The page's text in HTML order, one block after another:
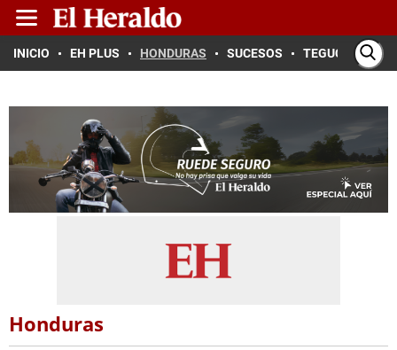
INICIO EH PLUS HONDURAS SUCESOS TEGUCIGALPA
Honduras